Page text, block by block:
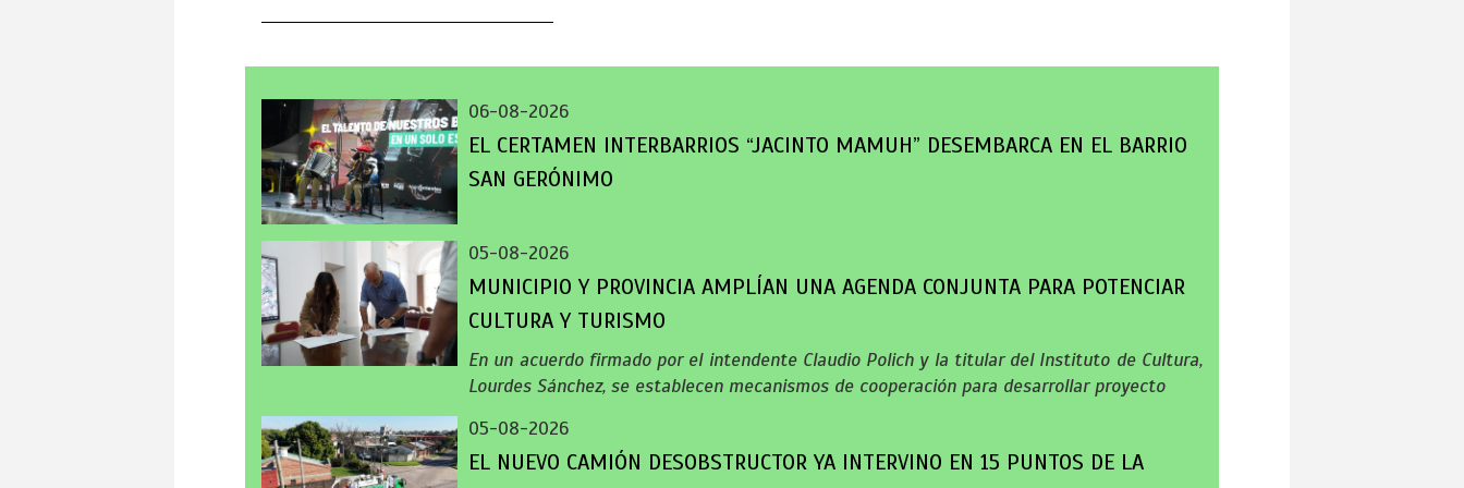
06-08-2026
EL CERTAMEN INTERBARRIOS “JACINTO MAMUH” DESEMBARCA EN EL BARRIO
SAN GERÓNIMO
05-08-2026
MUNICIPIO Y PROVINCIA AMPLÍAN UNA AGENDA CONJUNTA PARA POTENCIAR
CULTURA Y TURISMO
En un acuerdo firmado por el intendente Claudio Polich y la titular del Instituto de Cultura,
Lourdes Sánchez, se establecen mecanismos de cooperación para desarrollar proyecto
05-08-2026
EL NUEVO CAMIÓN DESOBSTRUCTOR YA INTERVINO EN 15 PUNTOS DE LA